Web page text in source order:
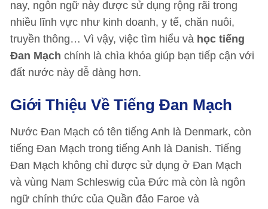
nay, ngôn ngữ này được sử dụng rộng rãi trong
nhiều lĩnh vực như kinh doanh, y tế, chăn nuôi,
truyền thông… Vì vậy, việc tìm hiểu và học tiếng
Đan Mạch chính là chìa khóa giúp bạn tiếp cận với
đất nước này dễ dàng hơn.
Giới Thiệu Về Tiếng Đan Mạch
Nước Đan Mạch có tên tiếng Anh là Denmark, còn
tiếng Đan Mạch trong tiếng Anh là Danish. Tiếng
Đan Mạch không chỉ được sử dụng ở Đan Mạch
và vùng Nam Schleswig của Đức mà còn là ngôn
ngữ chính thức của Quần đảo Faroe và